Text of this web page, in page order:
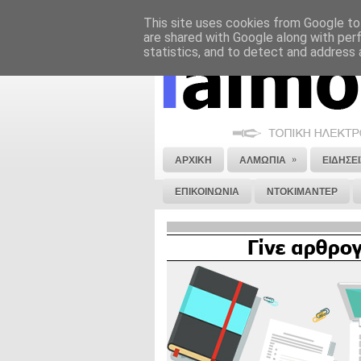
ΝΟΜΙΚΗ ΣΗΜΕΙΩΣΗ ΔΙΑΦΗΜΙΣΗ
ΑΡΧΙΚΗ ΑΛΜΩΠΙΑ »
ΕΠΙΚΟΙΝΩΝΙΑ ΝΤΟΚΙΜΑΝΤΕΡ
This site uses cookies from Google
are shared with Google along with
statistics, and to detect and address